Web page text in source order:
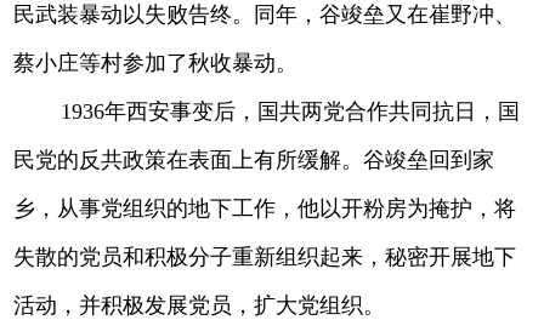
民武装暴动以失败告终。同年，谷竣垒又在崔野冲、
蔡小庄等村参加了秋收暴动。
1936年西安事变后，国共两党合作共同抗日，国
民党的反共政策在表面上有所缓解。谷竣垒回到家
乡，从事党组织的地下工作，他以开粉房为掩护，将
失散的党员和积极分子重新组织起来，秘密开展地下
活动，并积极发展党员，扩大党组织。